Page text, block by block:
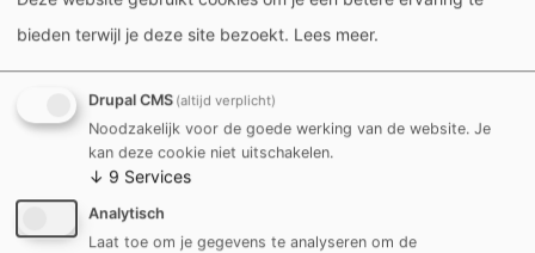
onderwijs@kortrijk.be
Iets fout of onduidelijk gezien op deze pagina?
Laat het ons weten!
bieden terwijl je deze site bezoekt. Lees meer.
Drupal CMS (altijd verplicht)
Noodzakelijk voor de goede werking van de website. Je
kan deze cookie niet uitschakelen.
↓ 9 Services
Analytisch
Laat toe om je gegevens te analyseren om de